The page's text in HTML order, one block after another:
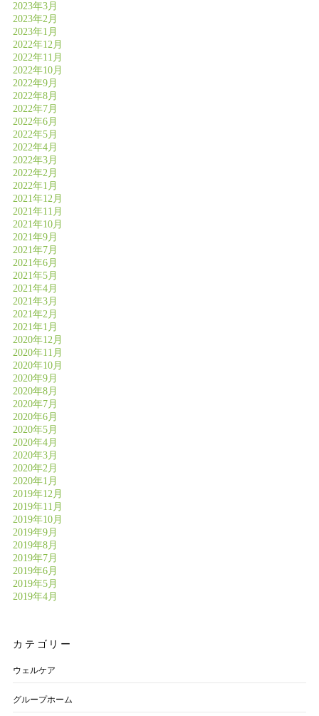
2023年3月
2023年2月
2023年1月
2022年12月
2022年11月
2022年10月
2022年9月
2022年8月
2022年7月
2022年6月
2022年5月
2022年4月
2022年3月
2022年2月
2022年1月
2021年12月
2021年11月
2021年10月
2021年9月
2021年7月
2021年6月
2021年5月
2021年4月
2021年3月
2021年2月
2021年1月
2020年12月
2020年11月
2020年10月
2020年9月
2020年8月
2020年7月
2020年6月
2020年5月
2020年4月
2020年3月
2020年2月
2020年1月
2019年12月
2019年11月
2019年10月
2019年9月
2019年8月
2019年7月
2019年6月
2019年5月
2019年4月
カテゴリー
ウェルケア
グループホーム